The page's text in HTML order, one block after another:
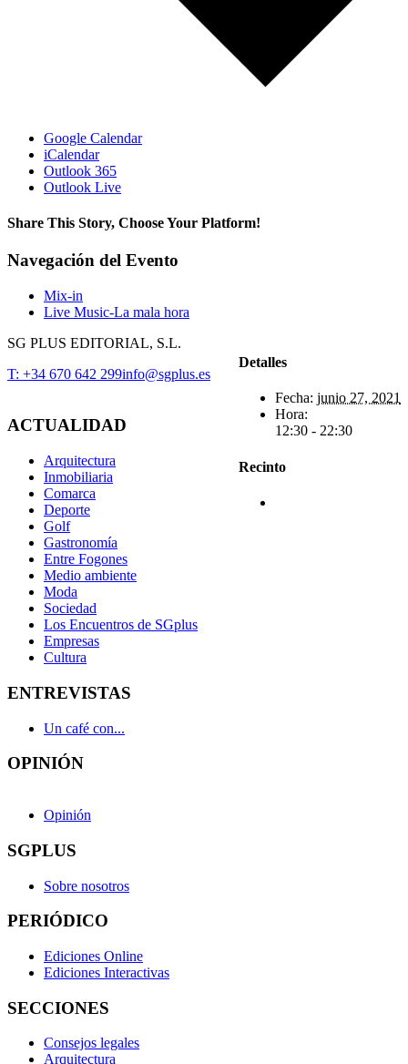
Google Calendar
iCalendar
Outlook 365
Outlook Live
Share This Story, Choose Your Platform!
Facebook
X
Reddit
LinkedIn
WhatsApp
Telegram
Tumblr
Pinterest
Vk
Xing
Correo
electrónico
Navegación del Evento
Mix-in
Live Music-La mala hora
Detalles
Fecha: junio 27, 2021
Hora:
12:30 - 22:30
Recinto
SG PLUS EDITORIAL, S.L.
T: +34 670 642 299info@sgplus.es
ACTUALIDAD
Arquitectura
Inmobiliaria
Comarca
Deporte
Golf
Gastronomía
Entre Fogones
Medio ambiente
Moda
Sociedad
Los Encuentros de SGplus
Empresas
Cultura
ENTREVISTAS
Un café con...
OPINIÓN
Opinión
SGPLUS
Sobre nosotros
PERIÓDICO
Ediciones Online
Ediciones Interactivas
SECCIONES
Consejos legales
Arquitectura